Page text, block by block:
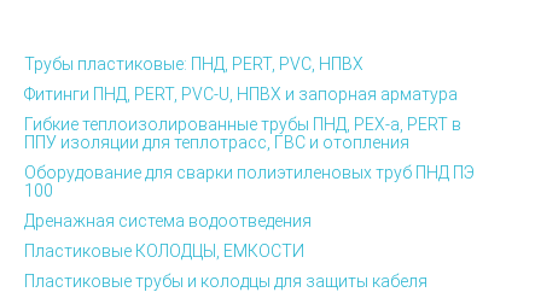
Трубы пластиковые: ПНД, PERT, PVC, НПВХ
Фитинги ПНД, PERT, PVC-U, НПВХ и запорная арматура
Гибкие теплоизолированные трубы ПНД, PEX-а, PERT в
ППУ изоляции для теплотрасс, ГВС и отопления
Оборудование для сварки полиэтиленовых труб ПНД ПЭ
100
Дренажная система водоотведения
Пластиковые КОЛОДЦЫ, ЕМКОСТИ
Пластиковые трубы и колодцы для защиты кабеля